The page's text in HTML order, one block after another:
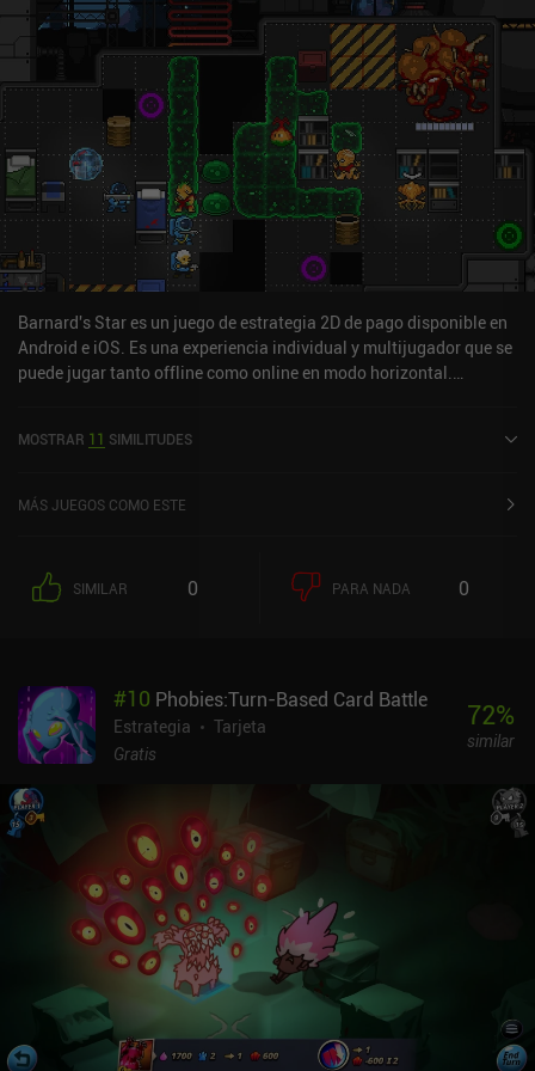
Barnard's Star es un juego de estrategia 2D de pago disponible en
Android e iOS. Es una experiencia individual y multijugador que se
puede jugar tanto offline como online en modo horizontal.
Store de iOS.
MOSTRAR 11 SIMILITUDES
MÁS JUEGOS COMO ESTE
SIMILAR 0 PARA NADA 0
#10 Phobies:Turn-Based Card Battle
Estrategia
Tarjeta
Gratis
72%
similar